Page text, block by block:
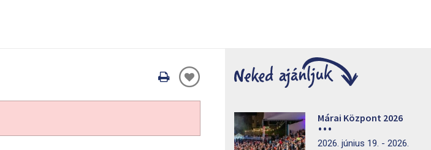
Oldal
Márai Központ 2026
2026. június 19. - 2026.